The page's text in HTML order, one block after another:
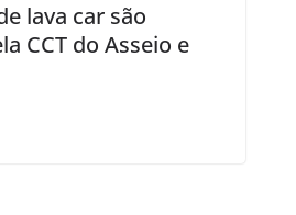
lava car são
CCT do Asseio e